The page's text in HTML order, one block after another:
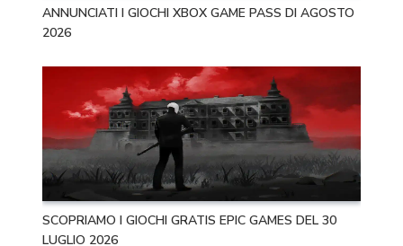
ANNUNCIATI I GIOCHI XBOX GAME PASS DI AGOSTO
2026
SCOPRIAMO I GIOCHI GRATIS EPIC GAMES DEL 30
LUGLIO 2026